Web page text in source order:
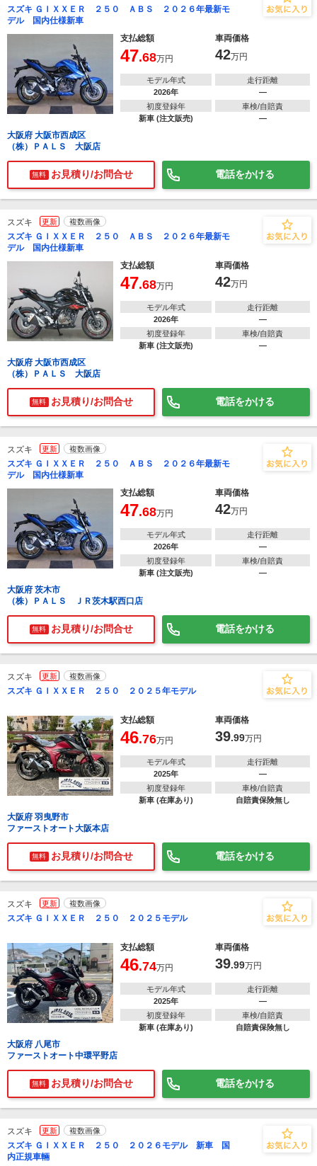
スズキ ＧＩＸＸＥＲ ２５０ ＡＢＳ ２０２６年最新モ
デル 国内仕様新車
支払総額
車両価格
47.68万円 42万円
モデル年式
2026年
走行距離
―
初度登録年
新車 (注文販売)
車検/自賠責
―
大阪府 大阪市西成区
（株）ＰＡＬＳ 大阪店
無料 お見積り/お問合せ 電話をかける
スズキ 更新 複数画像
スズキ ＧＩＸＸＥＲ ２５０ ＡＢＳ ２０２６年最新モ
デル 国内仕様新車
支払総額
車両価格
47.68万円 42万円
モデル年式
2026年
走行距離
―
初度登録年
新車 (注文販売)
車検/自賠責
―
大阪府 大阪市西成区
（株）ＰＡＬＳ 大阪店
無料 お見積り/お問合せ 電話をかける
スズキ 更新 複数画像
スズキ ＧＩＸＸＥＲ ２５０ ＡＢＳ ２０２６年最新モ
デル 国内仕様新車
支払総額
車両価格
47.68万円 42万円
モデル年式
2026年
走行距離
―
初度登録年
新車 (注文販売)
車検/自賠責
―
大阪府 茨木市
（株）ＰＡＬＳ ＪＲ茨木駅西口店
無料 お見積り/お問合せ 電話をかける
スズキ 更新 複数画像
スズキ ＧＩＸＸＥＲ ２５０ ２０２５年モデル
支払総額 車両価格
46.76万円 39.99万円
モデル年式
2025年
走行距離
―
初度登録年
新車 (在庫あり)
車検/自賠責
自賠責保険無し
大阪府 羽曳野市
ファーストオート大阪本店
無料 お見積り/お問合せ 電話をかける
スズキ 更新 複数画像
スズキ ＧＩＸＸＥＲ ２５０ ２０２５モデル
支払総額 車両価格
46.74万円 39.99万円
モデル年式
2025年
走行距離
―
初度登録年
新車 (在庫あり)
車検/自賠責
自賠責保険無し
大阪府 八尾市
ファーストオート中環平野店
無料 お見積り/お問合せ 電話をかける
スズキ 更新 複数画像
スズキ ＧＩＸＸＥＲ ２５０ ２０２６モデル 新車 国
内正規車輛